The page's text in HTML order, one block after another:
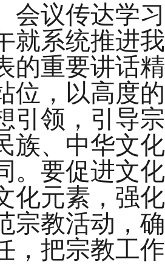
议传达学习
就系统推进
的重要讲话
位，以高度
引领，引导
族、中华文
。要促进文
化元素，强
宗教活动，
，把宗教工